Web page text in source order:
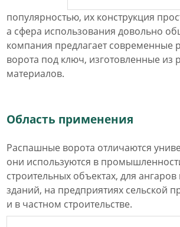
популярностью, их конструкция
а сфера использования довольно
компания предлагает современные
ворота под ключ, изготовленные из
материалов.
Область применения
Распашные ворота отличаются
они используются в
строительных объектах, для
зданий, на предприятиях сельской
и в частном строительстве.